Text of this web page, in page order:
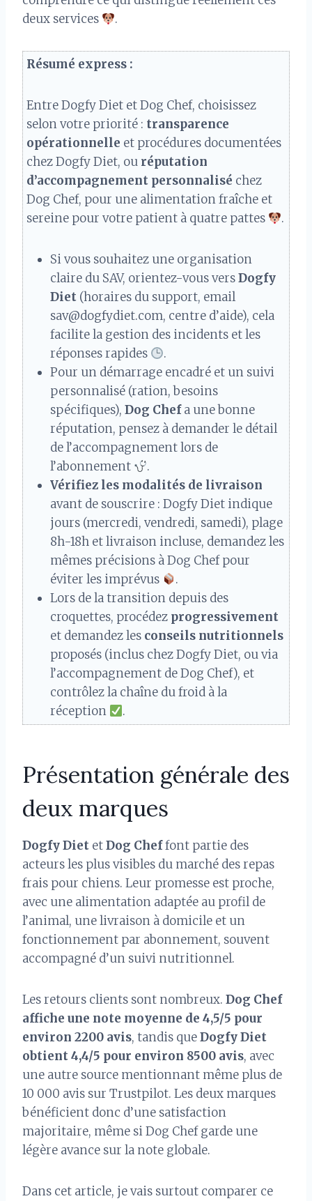
deux services
.
Résumé express :
Entre Dogfy Diet et Dog Chef, choisissez
selon votre priorité : transparence
opérationnelle et procédures documentées
chez Dogfy Diet, ou réputation
d’accompagnement personnalisé chez
Dog Chef, pour une alimentation fraîche et
sereine pour votre patient à quatre pattes
.
Si vous souhaitez une organisation
claire du SAV, orientez-vous versDogfy
Diet (horaires du support, email
sav@dogfydiet.com, centre d’aide), cela
facilite la gestion des incidents et les
réponses rapides
.
Pour un démarrage encadré et un suivi
personnalisé (ration, besoins
spécifiques), Dog Chefa une bonne
réputation, pensez à demander le détail
de l’accompagnement lors de
l’abonnement
.
Vérifiez les modalités de livraison
avant de souscrire : Dogfy Diet indique
jours (mercredi, vendredi, samedi), plage
8h-18h et livraison incluse, demandez les
mêmes précisions à Dog Chef pour
éviter les imprévus
.
Lors de la transition depuis des
croquettes, procédez progressivement
et demandez les conseils nutritionnels
proposés (inclus chez Dogfy Diet, ou via
l’accompagnement de Dog Chef), et
contrôlez la chaîne du froid à la
réception
.
Présentation générale des
deux marques
Dogfy Diet etDog Cheffont partie des
acteurs les plus visibles du marché des repas
frais pour chiens. Leur promesse est proche,
avec une alimentation adaptée au profil de
l’animal, une livraison à domicile et un
fonctionnement par abonnement, souvent
accompagné d’un suivi nutritionnel.
Les retours clients sont nombreux. Dog Chef
affiche une note moyenne de 4,5/5 pour
environ 2200 avis, tandis queDogfy Diet
obtient 4,4/5 pour environ 8500 avis, avec
une autre source mentionnant même plus de
10 000 avis sur Trustpilot. Les deux marques
bénéficient donc d’une satisfaction
majoritaire, même si Dog Chef garde une
légère avance sur la note globale.
Dans cet article, je vais surtout comparer ce